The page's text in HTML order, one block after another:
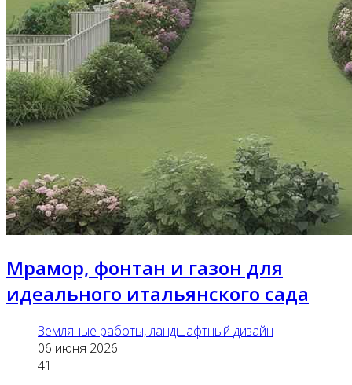
Мрамор, фонтан и газон для
идеального итальянского сада
Земляные работы, ландшафтный дизайн
06 июня 2026
41